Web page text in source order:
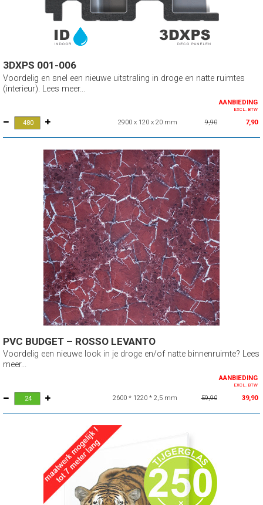
3DXPS 001-006
Voordelig en snel een nieuwe uitstraling in droge en natte ruimtes
(interieur). Lees meer...
AANBIEDING
EXCL. BTW
2900 x 120 x 20 mm 9,90 7,90
PVC BUDGET – ROSSO LEVANTO
Voordelig een nieuwe look in je droge en/of natte binnenruimte? Lees
meer...
AANBIEDING
EXCL. BTW
2600 * 1220 * 2,5 mm 59,90 39,90